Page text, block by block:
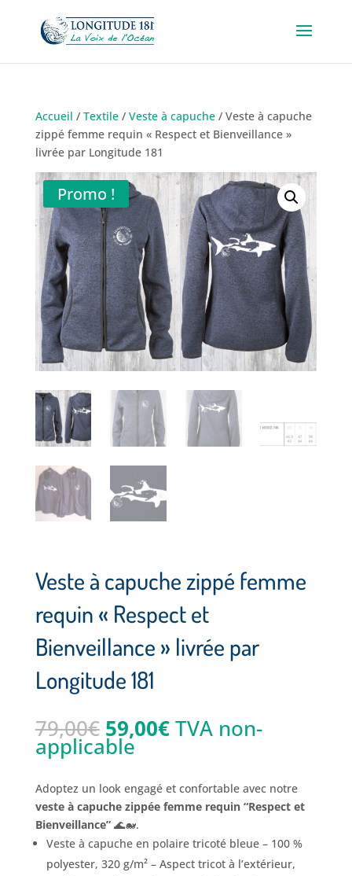
Accueil / Textile/ Veste à capuche/ Veste à capuche
zippé femme requin « Respect et Bienveillance »
livrée par Longitude 181
Promo !
Veste à capuche zippé femme
requin « Respect et
Bienveillance » livrée par
Longitude 181
79,00€ Le
prix
initial
était :
79,00€.
59,00€Le
prix
est :
59,00€.
TVA non-
applicable
Adoptez un look engagé et confortable avec notre
veste à capuche zippée femme requin “Respect et
Bienveillance” 🌊🐋.
Veste à capuche en polaire tricoté bleue – 100 %
polyester, 320 g/m² – Aspect tricot à l’extérieur,